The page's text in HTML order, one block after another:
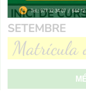
INICI DE
SETEMBRE
Matrícula